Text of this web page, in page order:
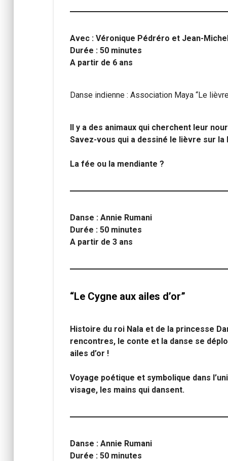
Avec : Véronique Pédréro et Jean-
Durée : 50 minutes
A partir de 6 ans
Danse indienne : Association Maya “Le
Il y a des animaux qui cherchent leur
Savez-vous qui a dessiné le lièvre sur la
La fée ou la mendiante ?
Danse : Annie Rumani
Durée : 50 minutes
A partir de 3 ans
“Le Cygne aux ailes d’or”
Histoire du roi Nala et de la princesse
rencontres, le conte et la danse se
ailes d’or !
Voyage poétique et symbolique dans
visage, les mains qui dansent.
Danse : Annie Rumani
Durée : 50 minutes